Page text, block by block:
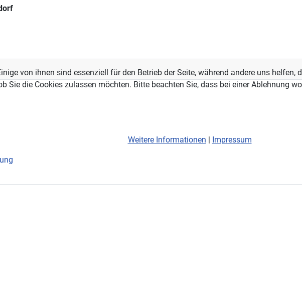
von ihnen sind essenziell für den Betrieb der Seite, während andere uns
Sie die Cookies zulassen möchten. Bitte beachten Sie, dass bei einer Ablehnung
Weitere Informationen | Impressum